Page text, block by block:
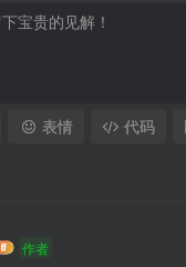
表情 代码
作者